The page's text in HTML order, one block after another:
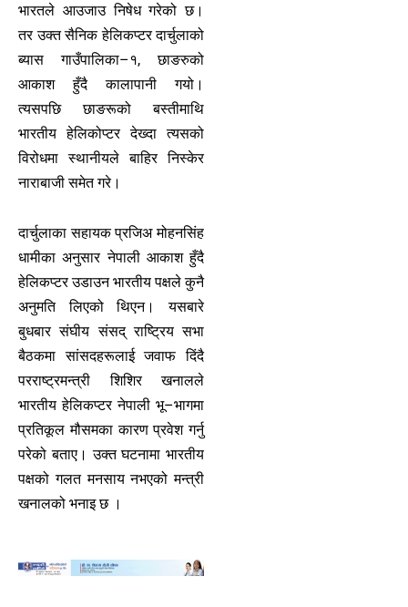
भारतले आउजाउ निषेध गरेको छ।
तर उक्त सैनिक हेलिकप्टर दार्चुलाको
ब्यास गाउँपालिका–१, छाङरुको
आकाश हुँदै कालापानी गयो।
त्यसपछि छाङरूको बस्तीमाथि
भारतीय हेलिकोप्टर देख्दा त्यसको
विरोधमा स्थानीयले बाहिर निस्केर
नाराबाजी समेत गरे।
दार्चुलाका सहायक प्रजिअ मोहनसिंह
धामीका अनुसार नेपाली आकाश हुँदै
हेलिकप्टर उडाउन भारतीय पक्षले कुनै
अनुमति लिएको थिएन। यसबारे
बुधबार संघीय संसद् राष्ट्रिय सभा
बैठकमा सांसदहरूलाई जवाफ दिंदै
परराष्ट्रमन्त्री शिशिर खनालले
भारतीय हेलिकप्टर नेपाली भू–भागमा
प्रतिकूल मौसमका कारण प्रवेश गर्नु
परेको बताए। उक्त घटनामा भारतीय
पक्षको गलत मनसाय नभएको मन्त्री
खनालको भनाइ छ ।